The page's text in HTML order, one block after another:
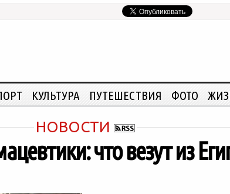
КУЛЬТУРА ПУТЕШЕСТВИЯ ФОТО
НОВОСТИ
что везут из